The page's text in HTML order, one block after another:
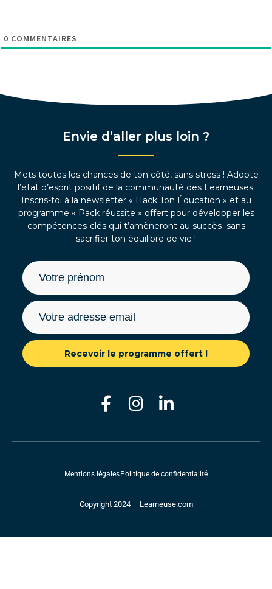
0 COMMENTAIRES
Envie d’aller plus loin ?
Mets toutes les chances de ton côté, sans stress ! Adopte
l’état d’esprit positif de la communauté des Learneuses.
Inscris-toi à la newsletter « Hack Ton Éducation » et au
programme « Pack réussite » offert pour développer les
compétences-clés qui t’amèneront au succès sans
sacrifier ton équilibre de vie !
Recevoir le programme offert !
Mentions légales Politique de confidentialité
Copyright 2024 – Learneuse.com